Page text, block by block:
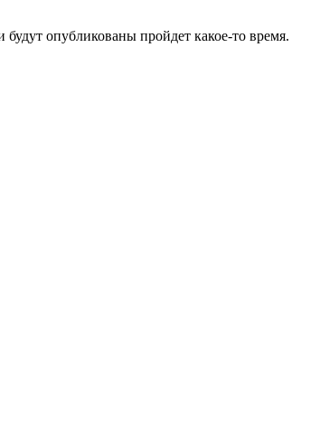
опубликованы пройдет какое-то время.